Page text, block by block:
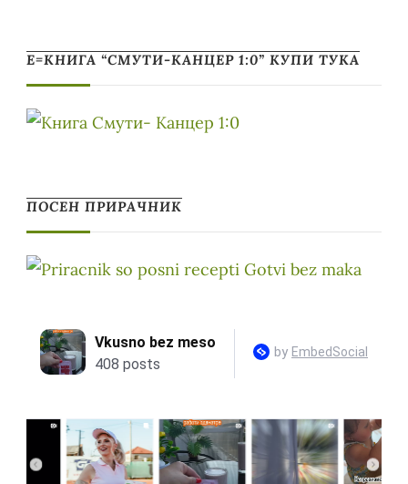
Е=КНИГА “СМУТИ-КАНЦЕР 1:0” КУПИ ТУКА
ПОСЕН ПРИРАЧНИК